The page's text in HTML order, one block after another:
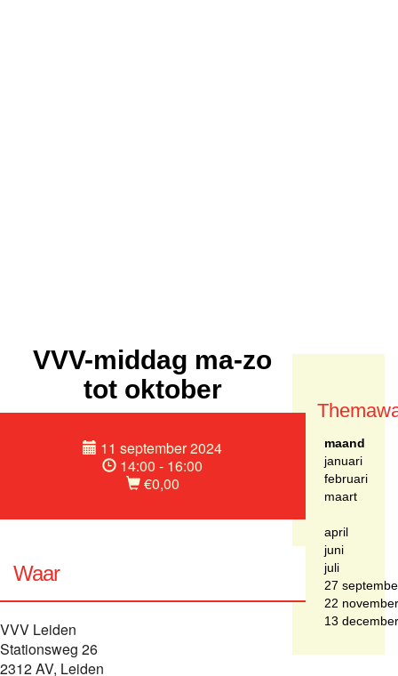
VVV-middag ma-zo
tot oktober
11 september 2024
14:00 - 16:00
€0,00
Waar
VVV Leiden
Stationsweg 26
2312 AV, Leiden
maand
januari
februari
maart
april
juni
juli
27
22 november
13 december